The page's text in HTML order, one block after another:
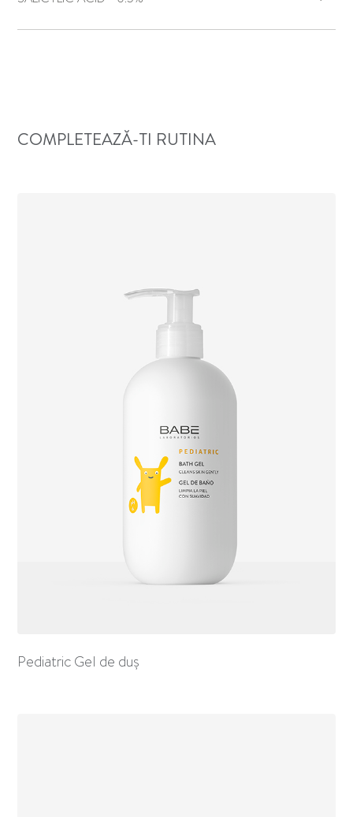
COMPLETEAZĂ-TI RUTINA
Pediatric Gel de duș